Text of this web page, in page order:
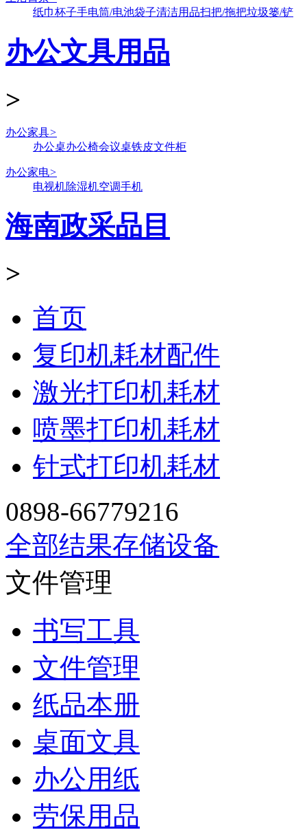
纸巾杯子手电筒/电池袋子清洁用品扫把/拖把垃圾篓/铲
办公文具用品
>
办公家具>
办公桌办公椅会议桌铁皮文件柜
办公家电>
电视机除湿机空调手机
海南政采品目
>
首页
复印机耗材配件
激光打印机耗材
喷墨打印机耗材
针式打印机耗材
0898-66779216
全部结果存储设备
文件管理
书写工具
文件管理
纸品本册
桌面文具
办公用纸
劳保用品